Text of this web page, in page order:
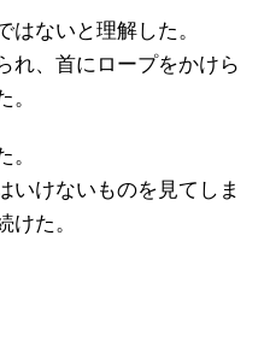
ないと理解した。
れ、首にロープをかけら
。
いけないものを見てしま
けた。